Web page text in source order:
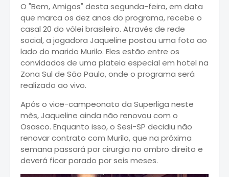
O "Bem, Amigos" desta segunda-feira, em data
que marca os dez anos do programa, recebe o
casal 20 do vôlei brasileiro. Através de rede
social, a jogadora Jaqueline postou uma foto ao
lado do marido Murilo. Eles estão entre os
convidados de uma plateia especial em hotel na
Zona Sul de São Paulo, onde o programa será
realizado ao vivo.
Após o vice-campeonato da Superliga neste
mês, Jaqueline ainda não renovou com o
Osasco. Enquanto isso, o Sesi-SP decidiu não
renovar contrato com Murilo, que na próxima
semana passará por cirurgia no ombro direito e
deverá ficar parado por seis meses.